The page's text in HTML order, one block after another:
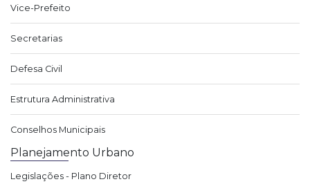
Vice-Prefeito
Secretarias
Defesa Civil
Estrutura Administrativa
Conselhos Municipais
Planejamento Urbano
Legislações - Plano Diretor